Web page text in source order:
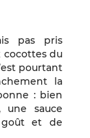
pas pris
cocottes du
pourtant
la
: bien
une sauce
goût et de